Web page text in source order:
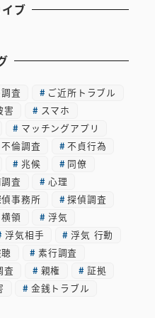
ブ
査
ご近所トラブル
害
スマホ
マッチングアプリ
不倫調査
不貞行為
兆候
同僚
査
心理
事務所
探偵調査
横領
浮気
浮気相手
浮気 行動
素行調査
査 親権
証拠
金銭トラブル